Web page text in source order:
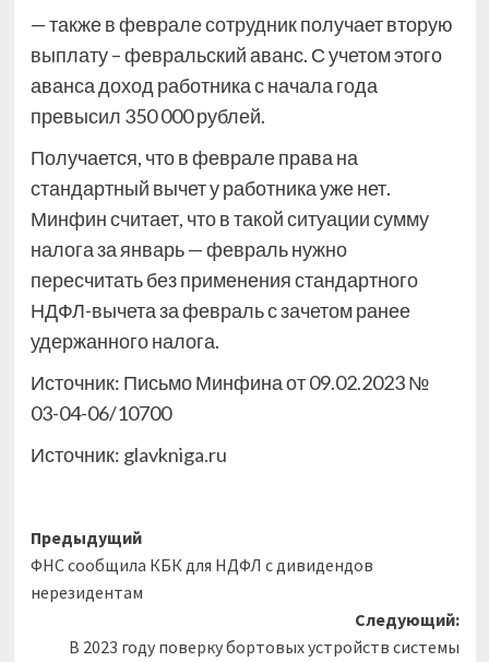
— также в феврале сотрудник получает вторую
выплату – февральский аванс. С учетом этого
аванса доход работника с начала года
превысил 350 000 рублей.
Получается, что в феврале права на
стандартный вычет у работника уже нет.
Минфин считает, что в такой ситуации сумму
налога за январь — февраль нужно
пересчитать без применения стандартного
НДФЛ-вычета за февраль с зачетом ранее
удержанного налога.
Источник: Письмо Минфина от 09.02.2023 №
03-04-06/10700
Источник: glavkniga.ru
Навигация
записи
Предыдущий
ФНС сообщила КБК для НДФЛ с дивидендов
нерезидентам
Следующий:
В 2023 году поверку бортовых устройств системы